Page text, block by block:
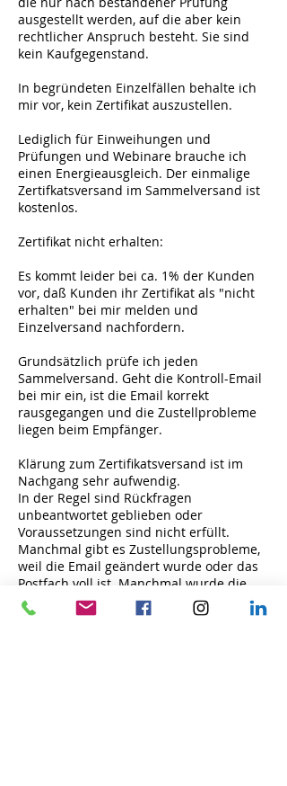
ausgestellt werden, auf die aber kein
rechtlicher Anspruch besteht. Sie sind
kein Kaufgegenstand.
In begründeten Einzelfällen behalte ich
mir vor, kein Zertifikat auszustellen.
Lediglich für Einweihungen und
Prüfungen und Webinare brauche ich
einen Energieausgleich. Der einmalige
Zertifkatsversand im Sammelversand ist
kostenlos.
Zertifikat nicht erhalten:
Es kommt leider bei ca. 1% der Kunden
vor, daß Kunden ihr Zertifikat als "nicht
erhalten" bei mir melden und
Einzelversand nachfordern.
Grundsätzlich prüfe ich jeden
Sammelversand. Geht die Kontroll-Email
bei mir ein, ist die Email korrekt
rausgegangen und die Zustellprobleme
liegen beim Empfänger.
Klärung zum Zertifikatsversand ist im
Nachgang sehr aufwendig.
In der Regel sind Rückfragen
unbeantwortet geblieben oder
Voraussetzungen sind nicht erfüllt.
Manchmal gibt es Zustellungsprobleme,
weil die Email geändert wurde oder das
Postfach voll ist. Manchmal wurde die
Paypaladresse Dritter zur Buchung
benutzt, dann geht aller Schriftverkehr